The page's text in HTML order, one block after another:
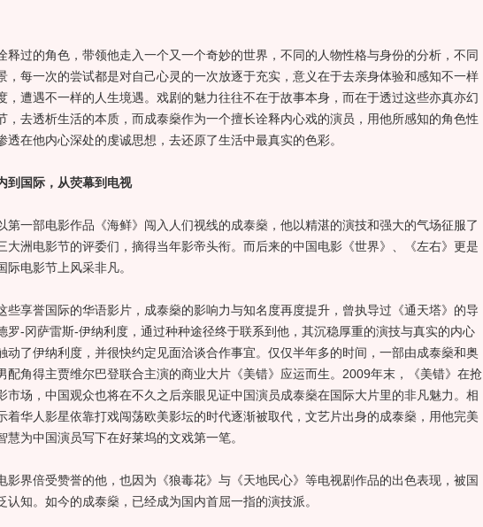
过的角色，带领他走入一个又一个奇妙的世界，不同的人物性格与身份的分析，不同
，每一次的尝试都是对自己心灵的一次放逐于充实，意义在于去亲身体验和感知不一样
，遭遇不一样的人生境遇。戏剧的魅力往往不在于故事本身，而在于透过这些亦真亦幻
，去透析生活的本质，而成泰燊作为一个擅长诠释内心戏的演员，用他所感知的角色性
透在他内心深处的虔诚思想，去还原了生活中最真实的色彩。
国际，从荧幕到电视
一部电影作品《海鲜》闯入人们视线的成泰燊，他以精湛的演技和强大的气场征服了
大洲电影节的评委们，摘得当年影帝头衔。而后来的中国电影《世界》、《左右》更是
际电影节上风采非凡。
享誉国际的华语影片，成泰燊的影响力与知名度再度提升，曾执导过《通天塔》的导
罗-冈萨雷斯-伊纳利度，通过种种途径终于联系到他，其沉稳厚重的演技与真实的内心
动了伊纳利度，并很快约定见面洽谈合作事宜。仅仅半年多的时间，一部由成泰燊和奥
配角得主贾维尔巴登联合主演的商业大片《美错》应运而生。2009年末，《美错》在抢
市场，中国观众也将在不久之后亲眼见证中国演员成泰燊在国际大片里的非凡魅力。相
着华人影星依靠打戏闯荡欧美影坛的时代逐渐被取代，文艺片出身的成泰燊，用他完美
慧为中国演员写下在好莱坞的文戏第一笔。
界倍受赞誉的他，也因为《狼毒花》与《天地民心》等电视剧作品的出色表现，被国
认知。如今的成泰燊，已经成为国内首屈一指的演技派。